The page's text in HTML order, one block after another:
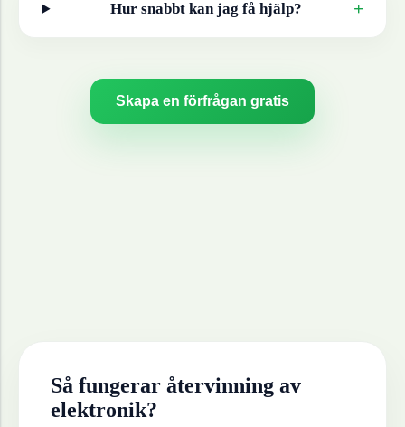
Hur snabbt kan jag få hjälp? +
Skapa en förfrågan gratis
Så fungerar återvinning av
elektronik?